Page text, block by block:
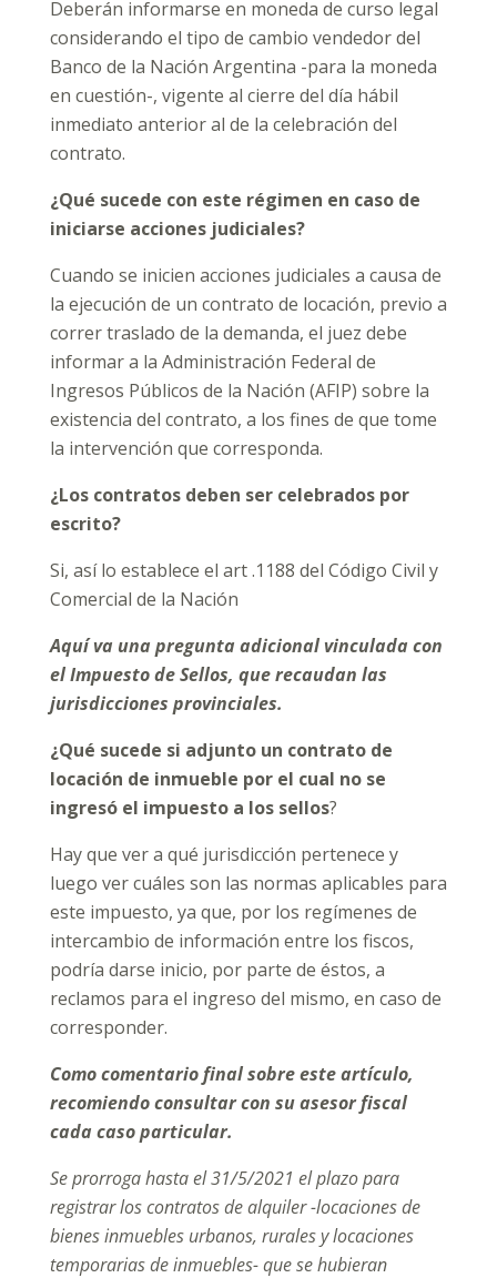
Deberán informarse en moneda de curso legal
considerando el tipo de cambio vendedor del
Banco de la Nación Argentina -para la moneda
en cuestión-, vigente al cierre del día hábil
inmediato anterior al de la celebración del
contrato.
¿Qué sucede con este régimen en caso de
iniciarse acciones judiciales?
Cuando se inicien acciones judiciales a causa de
la ejecución de un contrato de locación, previo a
correr traslado de la demanda, el juez debe
informar a la Administración Federal de
Ingresos Públicos de la Nación (AFIP) sobre la
existencia del contrato, a los fines de que tome
la intervención que corresponda.
¿Los contratos deben ser celebrados por
escrito?
Si, así lo establece el art .1188 del Código Civil y
Comercial de la Nación
Aquí va una pregunta adicional vinculada con
el Impuesto de Sellos, que recaudan las
jurisdicciones provinciales.
¿Qué sucede si adjunto un contrato de
locación de inmueble por el cual no se
ingresó el impuesto a los sellos?
Hay que ver a qué jurisdicción pertenece y
luego ver cuáles son las normas aplicables para
este impuesto, ya que, por los regímenes de
intercambio de información entre los fiscos,
podría darse inicio, por parte de éstos, a
reclamos para el ingreso del mismo, en caso de
corresponder.
Como comentario final sobre este artículo,
recomiendo consultar con su asesor fiscal
cada caso particular.
Se prorroga hasta el 31/5/2021 el plazo para
registrar los contratos de alquiler -locaciones de
bienes inmuebles urbanos, rurales y locaciones
temporarias de inmuebles- que se hubieran